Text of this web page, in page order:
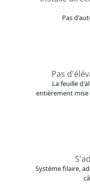
Pas
Pas
La feuille
entièrement mise
Système filaire,